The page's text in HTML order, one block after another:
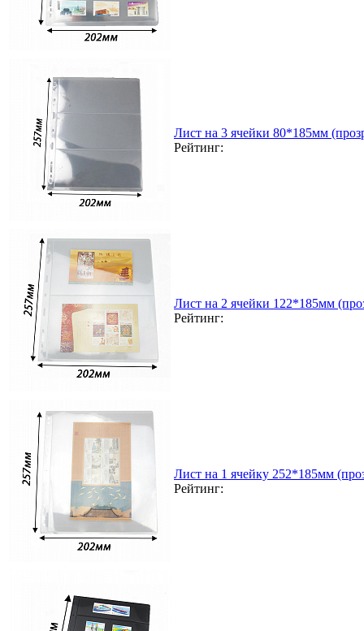
Лист на 3 ячейки 80*185мм
Рейтинг:
Лист на 2 ячейки 122*185мм
Рейтинг:
Лист на 1 ячейку 252*185мм
Рейтинг: